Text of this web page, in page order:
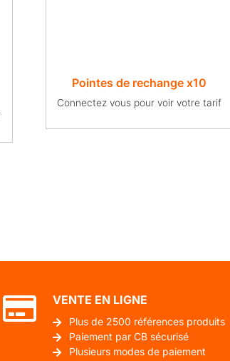
Pointes de rechange x10
Connectez vous pour voir votre tarif
VENTE EN LIGNE
Plus de 2500 références produits
Paiement par CB sécurisé
Plusieurs modes de paiement